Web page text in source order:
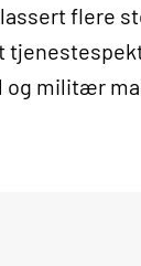
flere
militær